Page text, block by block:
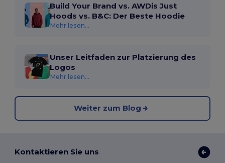
Build Your Brand vs. AWDis Just
Hoods vs. B&C: Der Beste Hoodie
Mehr lesen...
Unser Leitfaden zur Platzierung des
Logos
Mehr lesen...
Weiter zum Blog
Kontaktieren Sie uns